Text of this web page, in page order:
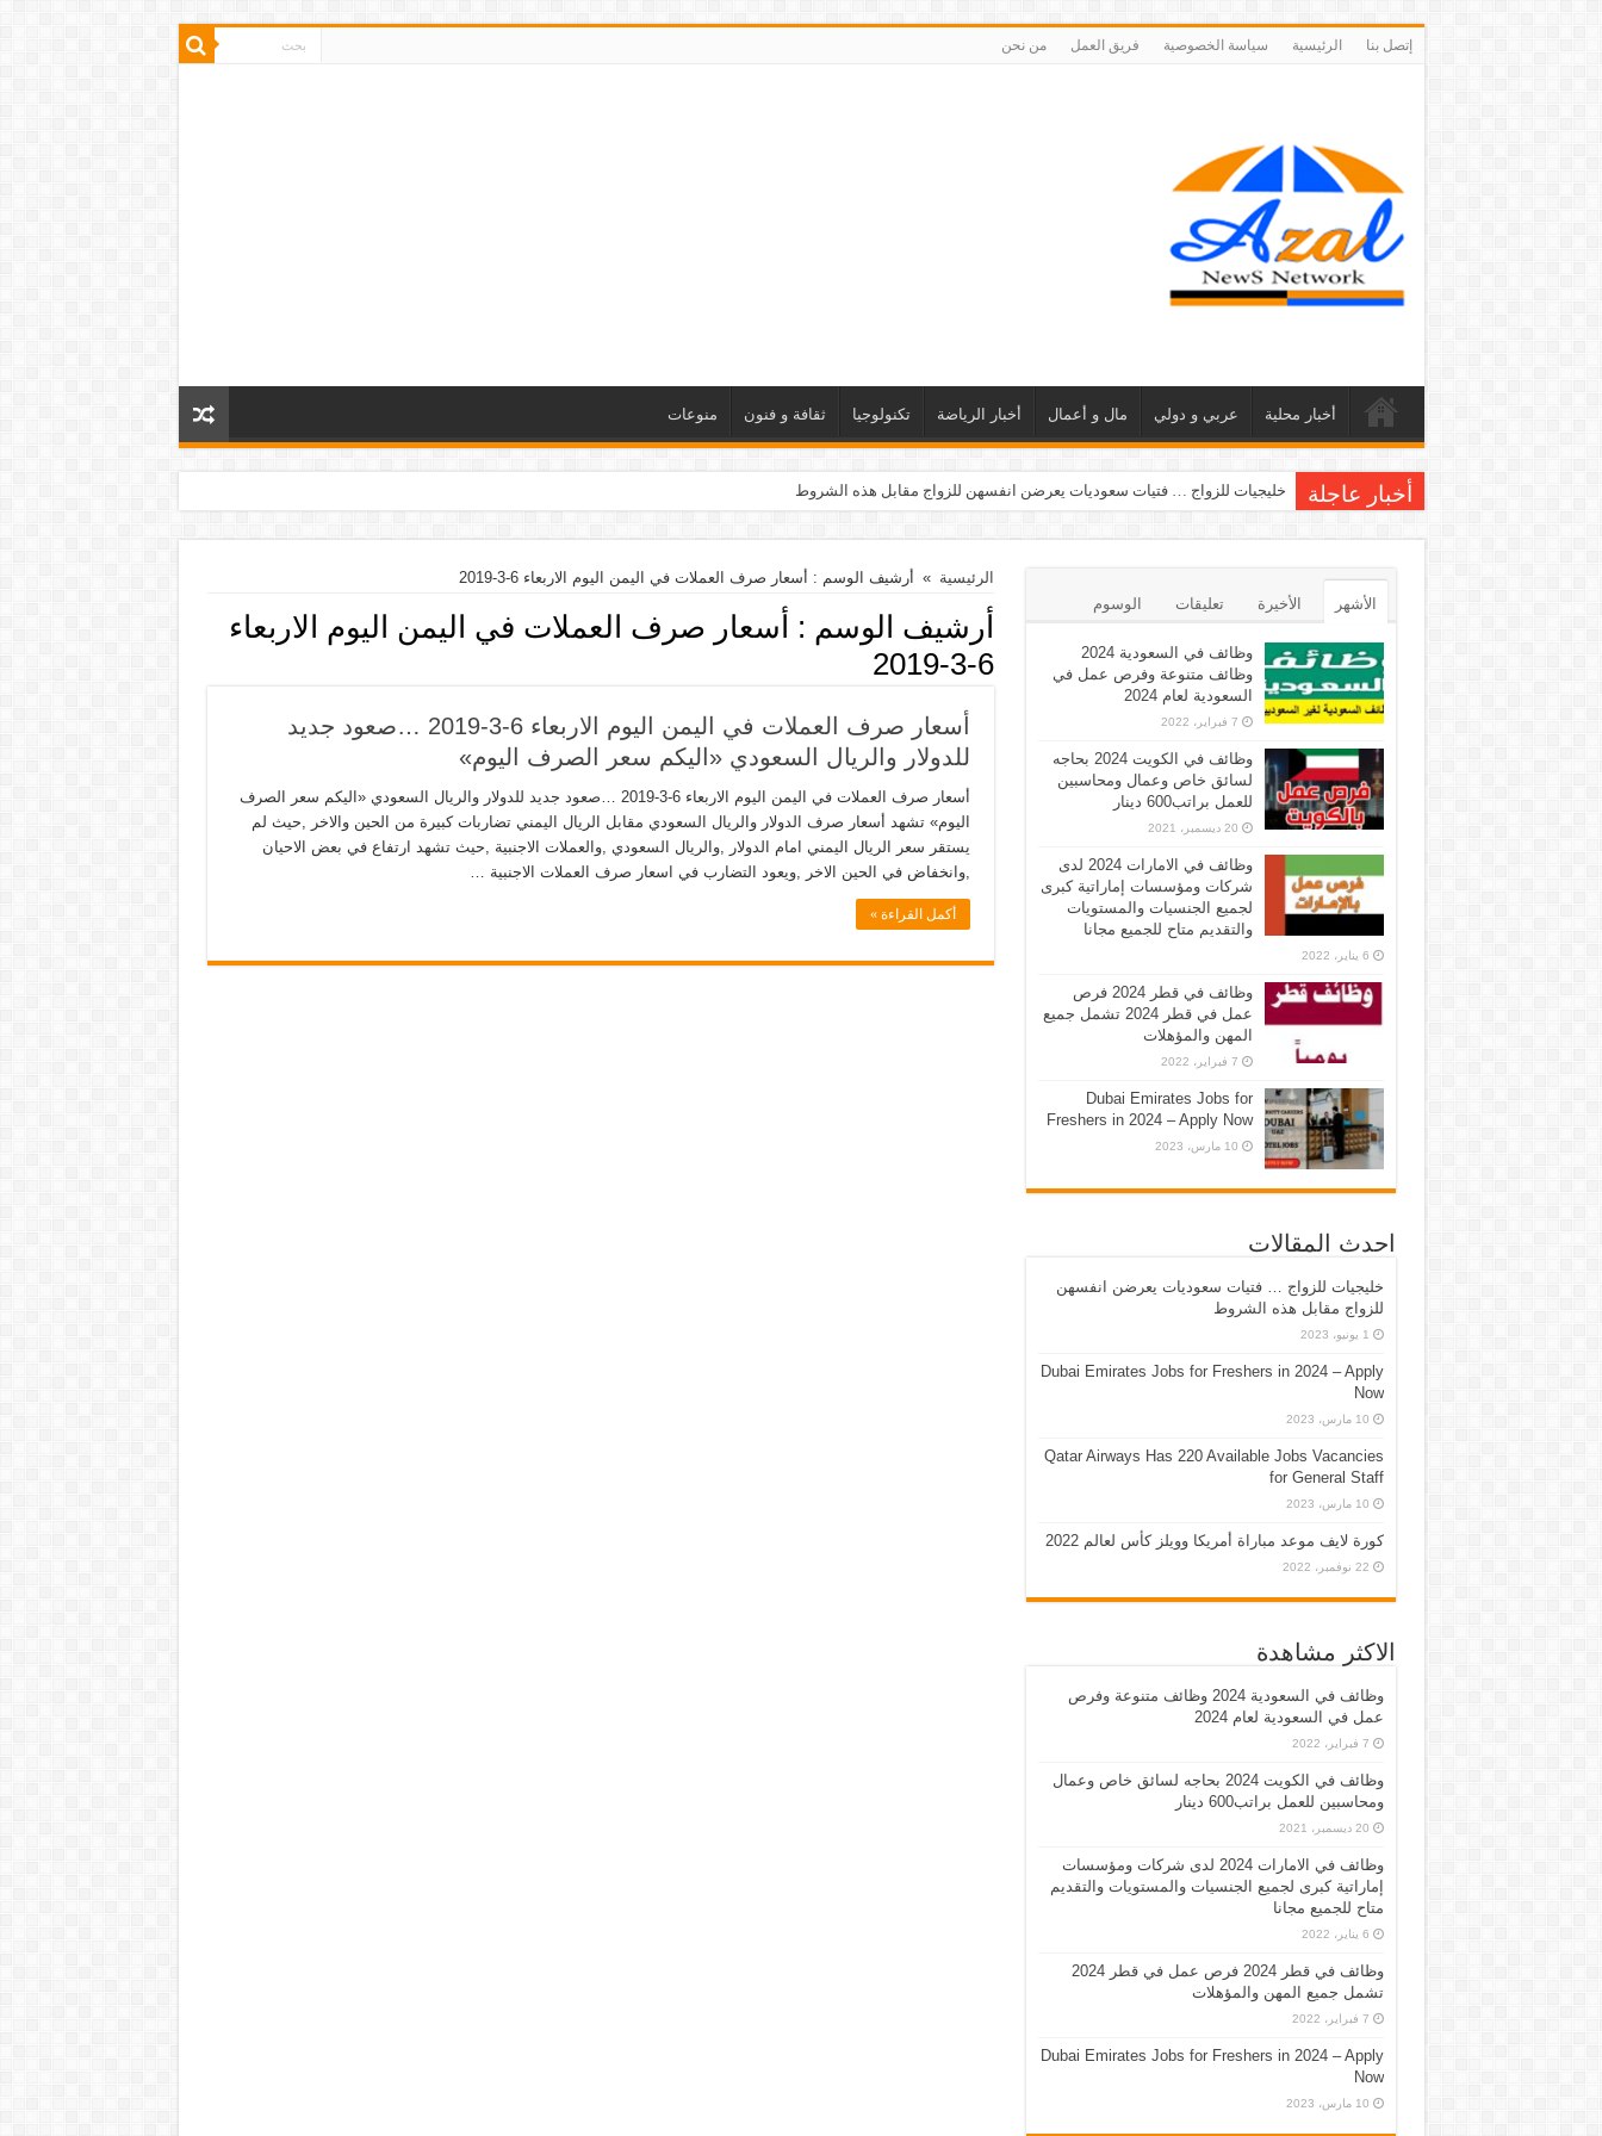
إتصل بنا الرئيسية سياسة الخصوصية فريق العمل من نحن
أخبار محلية عربي و دولي مال و أعمال أخبار الرياضة تكنولوجيا ثقافة و فنون منوعات
أخبار عاجلة خليجيات للزواج … فتيات سعوديات يعرضن انفسهن للزواج مقابل هذه الشروط
الرئيسية » أرشيف الوسم : أسعار صرف العملات في اليمن اليوم الاربعاء 6-3-2019
أرشيف الوسم : أسعار صرف العملات في اليمن اليوم الاربعاء
6-3-2019
أسعار صرف العملات في اليمن اليوم الاربعاء 6-3-2019 …صعود جديد
للدولار والريال السعودي «اليكم سعر الصرف اليوم»
أسعار صرف العملات في اليمن اليوم الاربعاء 6-3-2019 …صعود جديد للدولار والريال السعودي «اليكم سعر الصرف
اليوم» تشهد أسعار صرف الدولار والريال السعودي مقابل الريال اليمني تضاربات كبيرة من الحين والاخر ,حيث لم
يستقر سعر الريال اليمني امام الدولار ,والريال السعودي ,والعملات الاجنبية ,حيث تشهد ارتفاع في بعض الاحيان
,وانخفاض في الحين الاخر ,ويعود التضارب في اسعار صرف العملات الاجنبية …
أكمل القراءة »
الأشهر الأخيرة تعليقات الوسوم
وظائف في السعودية 2024
وظائف متنوعة وفرص عمل في
السعودية لعام 2024
7 فبراير، 2022
وظائف في الكويت 2024 بحاجه
لسائق خاص وعمال ومحاسبين
للعمل براتب600 دينار
20 ديسمبر، 2021
وظائف في الامارات 2024 لدى
شركات ومؤسسات إماراتية كبرى
لجميع الجنسيات والمستويات
والتقديم متاح للجميع مجانا
6 يناير، 2022
وظائف في قطر 2024 فرص
عمل في قطر 2024 تشمل جميع
المهن والمؤهلات
7 فبراير، 2022
Dubai Emirates Jobs for
Freshers in 2024 – Apply Now
10 مارس، 2023
احدث المقالات
خليجيات للزواج … فتيات سعوديات يعرضن انفسهن
للزواج مقابل هذه الشروط
1 يونيو، 2023
Dubai Emirates Jobs for Freshers in 2024 – Apply
Now
10 مارس، 2023
Qatar Airways Has 220 Available Jobs Vacancies
for General Staff
10 مارس، 2023
كورة لايف موعد مباراة أمريكا وويلز كأس لعالم 2022
22 نوفمبر، 2022
الاكثر مشاهدة
وظائف في السعودية 2024 وظائف متنوعة وفرص
عمل في السعودية لعام 2024
7 فبراير، 2022
وظائف في الكويت 2024 بحاجه لسائق خاص وعمال
ومحاسبين للعمل براتب600 دينار
20 ديسمبر، 2021
وظائف في الامارات 2024 لدى شركات ومؤسسات
إماراتية كبرى لجميع الجنسيات والمستويات والتقديم
متاح للجميع مجانا
6 يناير، 2022
وظائف في قطر 2024 فرص عمل في قطر 2024
تشمل جميع المهن والمؤهلات
7 فبراير، 2022
Dubai Emirates Jobs for Freshers in 2024 – Apply
Now
10 مارس، 2023